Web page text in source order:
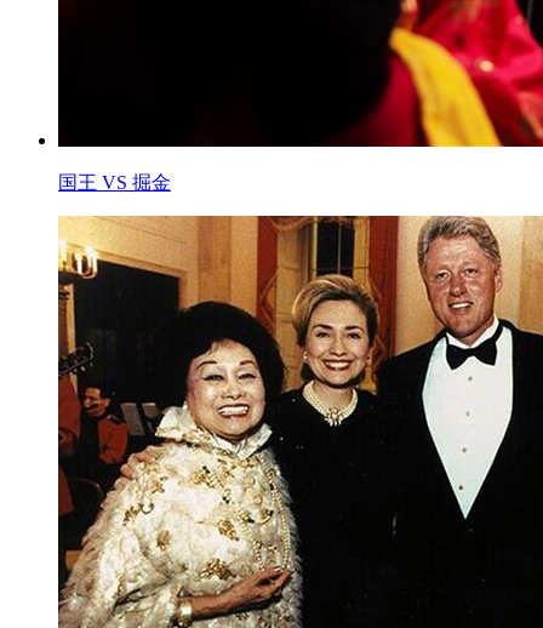
国王 VS 掘金